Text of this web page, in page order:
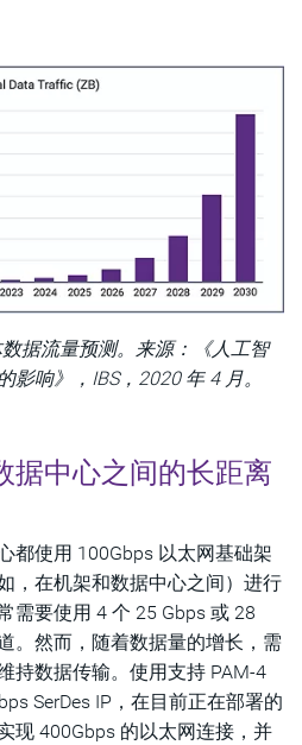
据流量预测。来源：《人工智
响》，IBS，2020 年 4 月。
据中心之间的长距离
都使用 100Gbps 以太网基础架
，在机架和数据中心之间）进行
需要使用 4 个 25 Gbps 或 28
。然而，随着数据量的增长，需
持数据传输。使用支持 PAM-4
SerDes IP，在目前正在部署的
现 400Gbps 的以太网连接，并